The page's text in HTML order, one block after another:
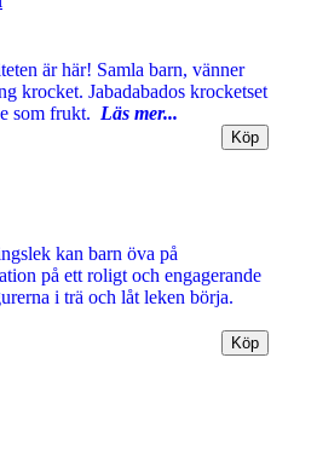
är här! Samla barn, vänner
krocket. Jabadabados krocketset
som frukt. Läs mer...
kan barn öva på
på ett roligt och engagerande
i trä och låt leken börja.